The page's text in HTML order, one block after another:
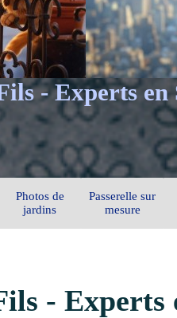
- Experts en
Photos de
jardins
Passerelle sur
mesure
- Experts